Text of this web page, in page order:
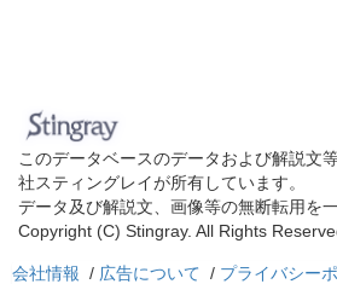
このデータベースのデータおよび解説文
社スティングレイが所有しています。
データ及び解説文、画像等の無断転用を
Copyright (C) Stingray. All Rights
会社情報 / 広告について / プライバシー